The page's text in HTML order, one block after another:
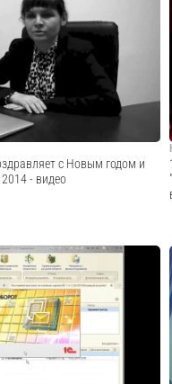
· · · · · · · · · · · · · · · · · · · · · · ·
пройдя
dokumentooborot.1c-
· · · · · ·...
видео
с Новым годом и
- видео
продукте
Битрикс: Корпоративный
• Наш сайт: www.1c-
1cdocflow • Страница в